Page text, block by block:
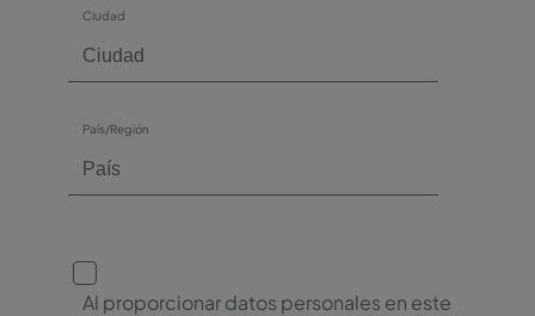
Ciudad
País/Región
Al proporcionar datos personales en este